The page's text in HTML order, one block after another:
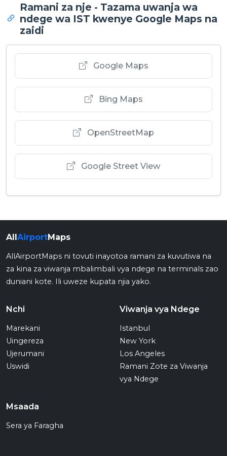
Ramani za nje - Tazama uwanja wa
ndege wa IST kwenye Google Maps na
zaidi
Google Maps
Bing Maps
OpenStreetMap
Google Street View
AllAirportMaps
AllAirportMaps ni tovuti inayotoa ramani za kuvutiwa na
za kina za viwanja mbalimbali vya ndege na terminals zao
duniani kote. Ili uweze kupata njia yako.
Nchi
Marekani
Uingereza
Ujerumani
Uswidi
Viwanja vya Ndege
Istanbul
New York
Los Angeles
Ramani Zote za Viwanja
vya Ndege
Msaada
Sera ya Faragha